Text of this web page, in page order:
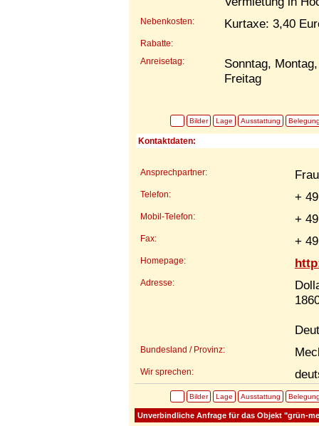
Nebenkosten: Kurtaxe: 3,40
Rabatte:
Anreisetag:
Sonntag,
Freitag
Bilder Lage Ausstattung
Kontaktdaten:
Ansprechpartner:
Telefon: +
Mobil-Telefon: +
Fax: +
Homepage:
Adresse:
Bundesland / Provinz:
Wir sprechen:
Bilder Lage Ausstattung
Unverbindliche Anfrage für das Objekt "grün-